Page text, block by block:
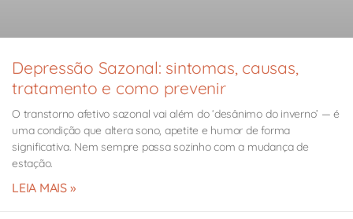
Depressão Sazonal: sintomas, causas,
tratamento e como prevenir
O transtorno afetivo sazonal vai além do ‘desânimo do inverno’ — é
uma condição que altera sono, apetite e humor de forma
significativa. Nem sempre passa sozinho com a mudança de
estação.
LEIA MAIS »